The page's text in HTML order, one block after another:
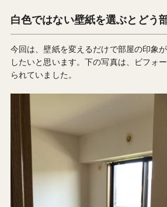
白色ではない壁紙を選ぶとどう
今回は、壁紙を変えるだけで部屋の印象
したいと思います。下の写真は、ビフォ
られていました。